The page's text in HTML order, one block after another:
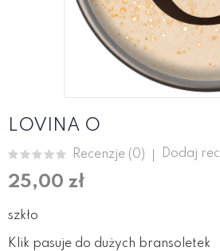
LOVINA O
Recenzje (0) Dodaj
25,00 zł
szkło
Klik pasuje do dużych bransoletek